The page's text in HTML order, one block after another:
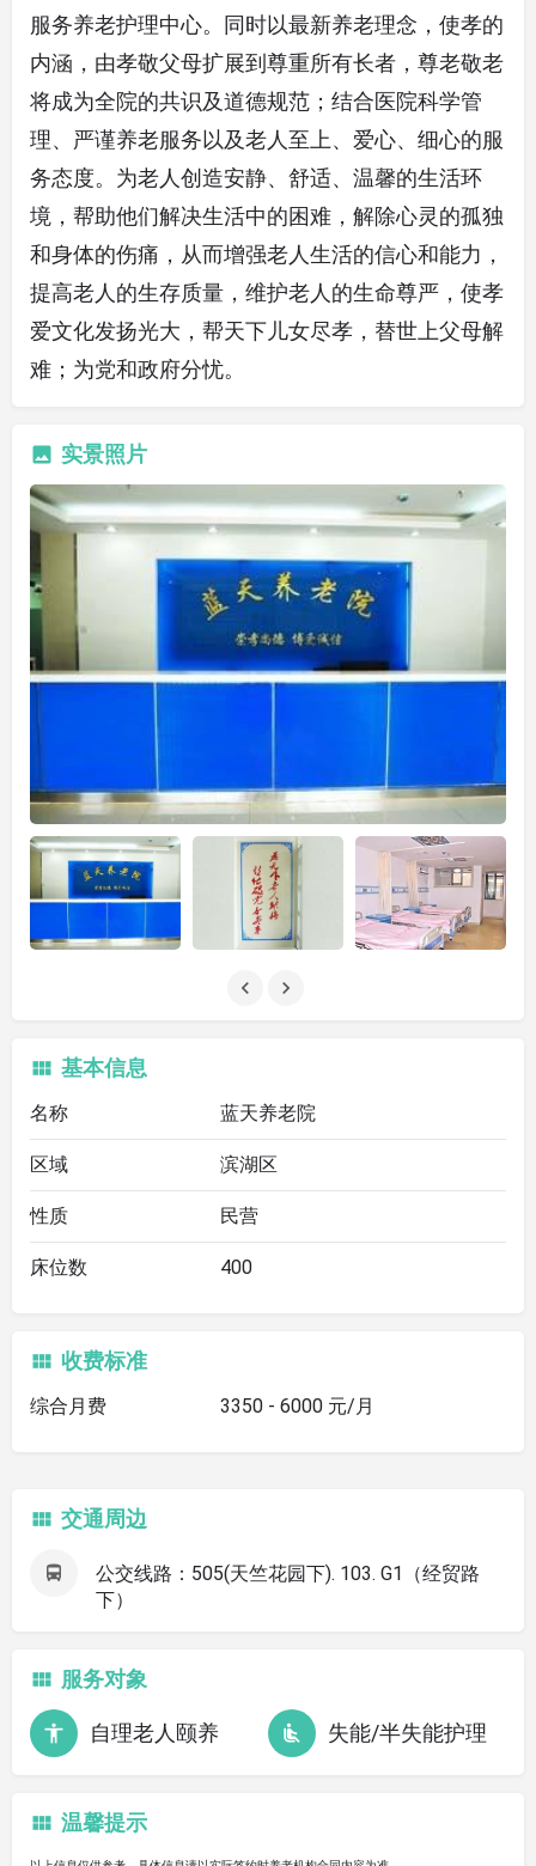
服务养老护理中心。同时以最新养老理念，使孝的
内涵，由孝敬父母扩展到尊重所有长者，尊老敬老
将成为全院的共识及道德规范；结合医院科学管
理、严谨养老服务以及老人至上、爱心、细心的服
务态度。为老人创造安静、舒适、温馨的生活环
境，帮助他们解决生活中的困难，解除心灵的孤独
和身体的伤痛，从而增强老人生活的信心和能力，
提高老人的生存质量，维护老人的生命尊严，使孝
爱文化发扬光大，帮天下儿女尽孝，替世上父母解
难；为党和政府分忧。
实景照片
基本信息
名称 蓝天养老院
区域 滨湖区
性质 民营
床位数 400
收费标准
综合月费 3350 - 6000 元/月
交通周边
公交线路：505(天竺花园下). 103. G1（经贸路
下）
服务对象
自理老人颐养 失能/半失能护理
温馨提示